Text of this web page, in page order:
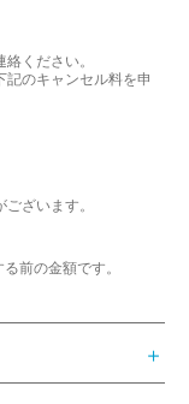
ください。
のキャンセル料を申
ざいます。
前の金額です。